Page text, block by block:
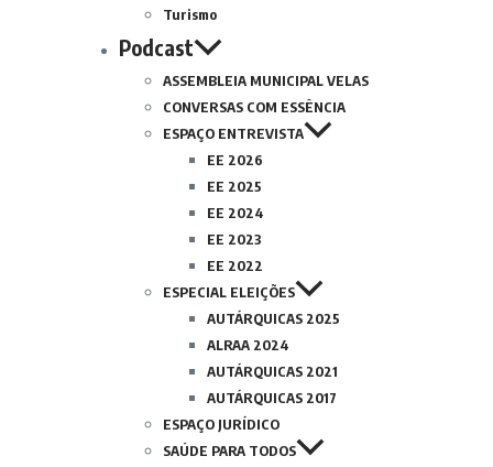
Turismo
Podcast
ASSEMBLEIA MUNICIPAL VELAS
CONVERSAS COM ESSÊNCIA
ESPAÇO ENTREVISTA
EE 2026
EE 2025
EE 2024
EE 2023
EE 2022
ESPECIAL ELEIÇÕES
AUTÁRQUICAS 2025
ALRAA 2024
AUTÁRQUICAS 2021
AUTÁRQUICAS 2017
ESPAÇO JURÍDICO
SAÚDE PARA TODOS